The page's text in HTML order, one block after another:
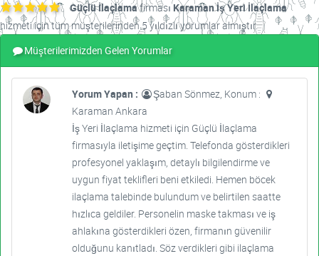
Güçlü İlaçlamafirmasıKaraman İş Yeri İlaçlama
hizmeti için tüm müşterilerinden 5 yıldızlı yorumlar almıştır.
Müşterilerimizden Gelen Yorumlar
Yorum Yapan :
Şaban Sönmez, Konum :
Karaman Ankara
İş Yeri İlaçlama hizmeti için Güçlü İlaçlama
firmasıyla iletişime geçtim. Telefonda gösterdikleri
profesyonel yaklaşım, detaylı bilgilendirme ve
uygun fiyat teklifleri beni etkiledi. Hemen böcek
ilaçlama talebinde bulundum ve belirtilen saatte
hızlıca geldiler. Personelin maske takması ve iş
ahlakına gösterdikleri özen, firmanın güvenilir
olduğunu kanıtladı. Söz verdikleri gibi ilaçlama